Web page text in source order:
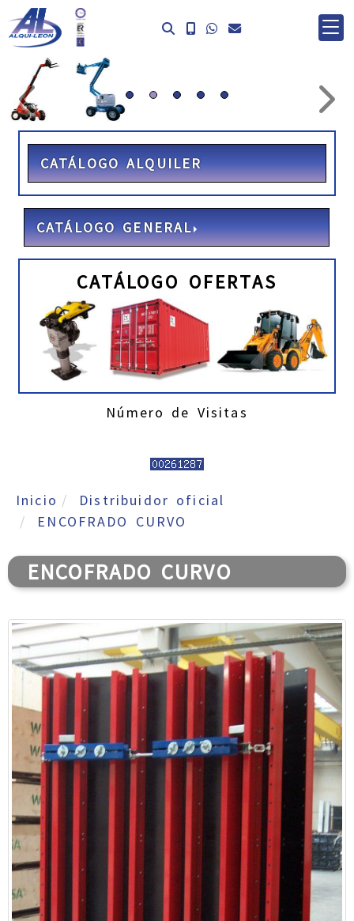
prev
CATÁLOGO ALQUILER
CATÁLOGO GENERAL
CATÁLOGO OFERTAS
Número de Visitas
Inicio
Distribuidor oficial
ENCOFRADO CURVO
ENCOFRADO CURVO